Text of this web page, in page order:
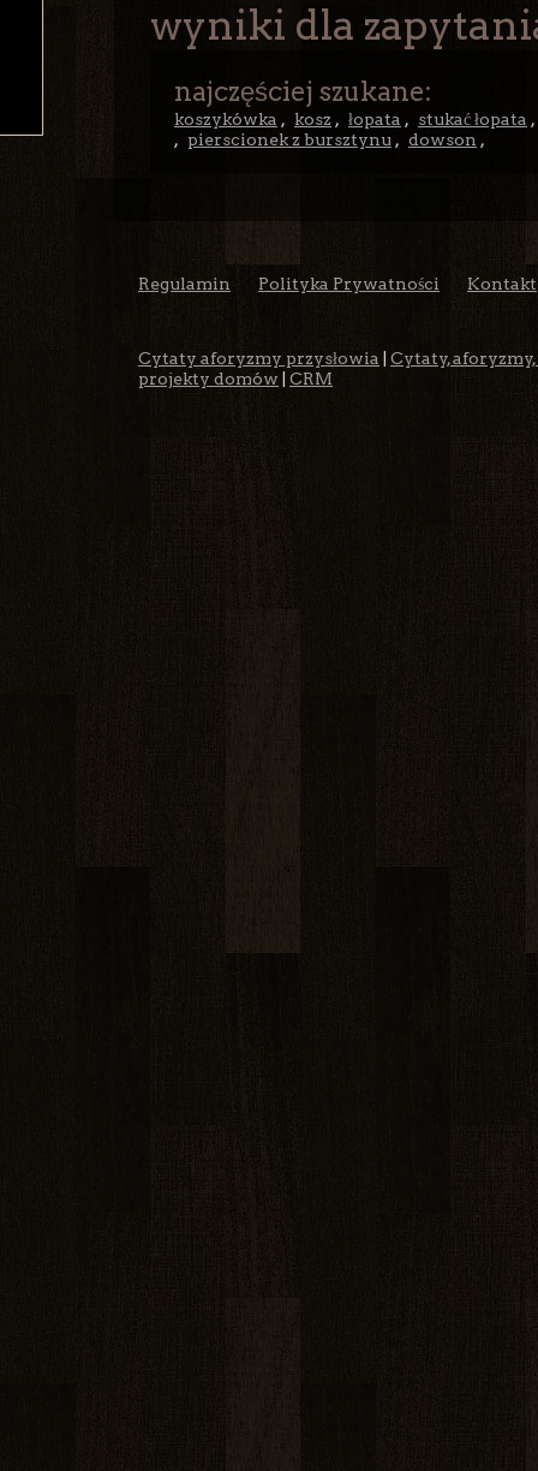
wyniki dla
najczęściej szukane:
koszykówka , kosz , łopata , stukać łopata
, pierscionek z bursztynu , dowson ,
Regulamin Polityka Prywatności Kontakt
Cytaty aforyzmy przysłowia
Cytaty,
projekty domów
CRM